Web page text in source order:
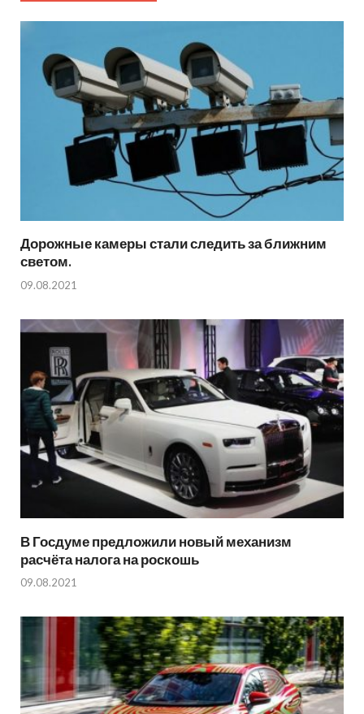
Дорожные камеры стали следить за ближним
светом.
09.08.2021
В Госдуме предложили новый механизм
расчёта налога на роскошь
09.08.2021